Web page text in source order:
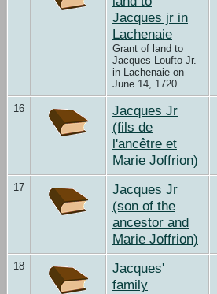
Jacques jr in
Lachenaie
Grant of land to
Jacques Loufto Jr.
in Lachenaie on
June 14, 1720
16
Jacques Jr
(fils de
l'ancêtre et
Marie Joffrion)
17
Jacques Jr
(son of the
ancestor and
Marie Joffrion)
18
Jacques'
family